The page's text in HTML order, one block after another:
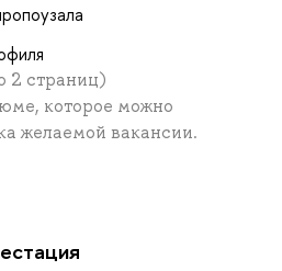
2 страниц)
которое можно
желаемой вакансии.